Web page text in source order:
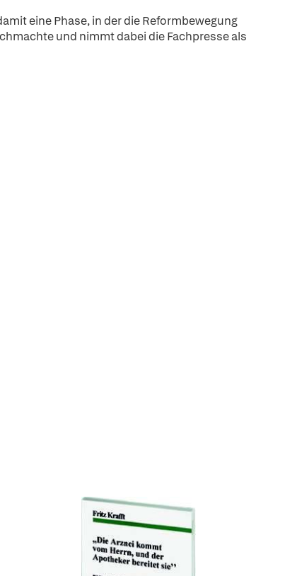
eine Phase, in der die Reformbewegung
und nimmt dabei die Fachpresse als